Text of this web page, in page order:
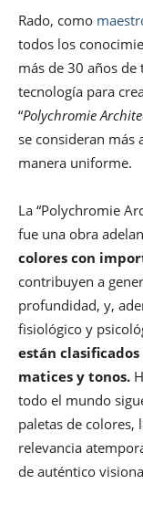
Rado, como
todos los
más de 30 años
tecnología para
“Polychromie
se consideran más
manera uniforme.
La “Polychromie
fue una obra
colores con
contribuyen a
profundidad, y,
fisiológico y
están
matices y tonos.
todo el mundo
paletas de colores,
relevancia
de auténtico